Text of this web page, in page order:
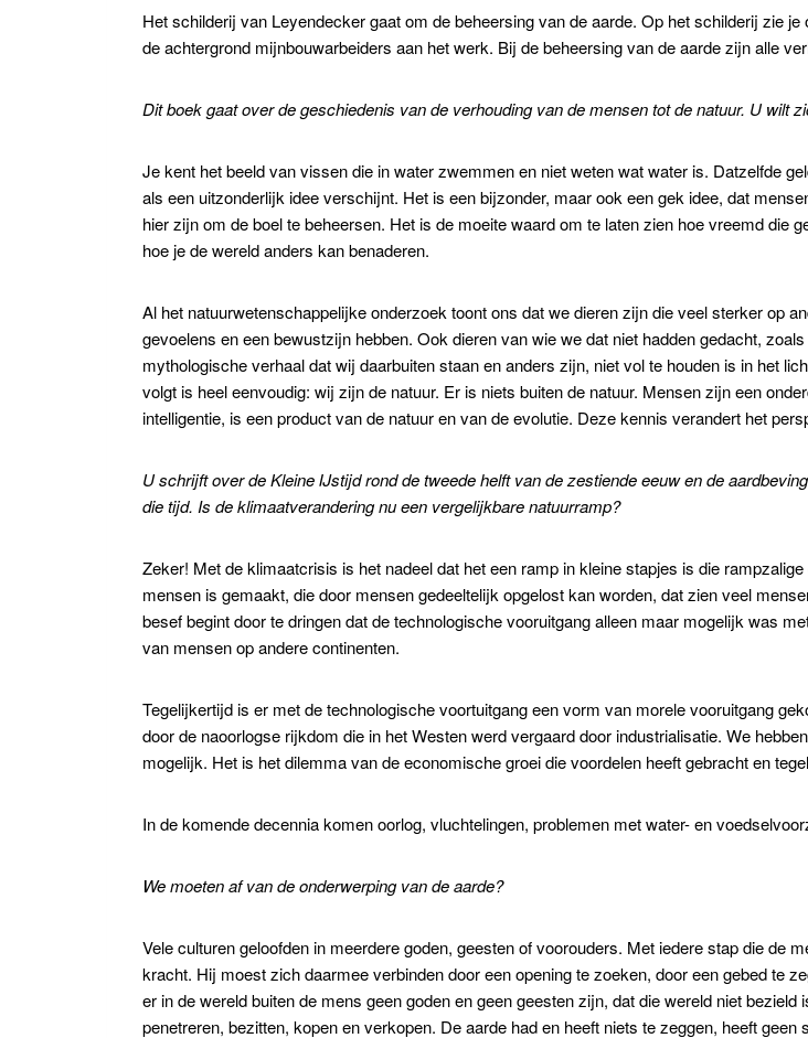
Het schilderij van Leyendecker gaat om de beheersing van de aarde. Op het schilderij zie
de achtergrond mijnbouwarbeiders aan het werk. Bij de beheersing van de aarde zijn alle
Dit boek gaat over de geschiedenis van de verhouding van de mensen tot de natuur. U wilt
Je kent het beeld van vissen die in water zwemmen en niet weten wat water is. Datzelfde
als een uitzonderlijk idee verschijnt. Het is een bijzonder, maar ook een gek idee, dat
hier zijn om de boel te beheersen. Het is de moeite waard om te laten zien hoe vreemd die
hoe je de wereld anders kan benaderen.
Al het natuurwetenschappelijke onderzoek toont ons dat we dieren zijn die veel sterker op
gevoelens en een bewustzijn hebben. Ook dieren van wie we dat niet hadden gedacht,
mythologische verhaal dat wij daarbuiten staan en anders zijn, niet vol te houden is in het
volgt is heel eenvoudig: wij zijn de natuur. Er is niets buiten de natuur. Mensen zijn een
intelligentie, is een product van de natuur en van de evolutie. Deze kennis verandert het
U schrijft over deKleine IJstijdrond de tweede helft van de zestiende eeuw en de
die tijd. Is de klimaatverandering nu een vergelijkbare natuurramp?
Zeker! Met de klimaatcrisis is het nadeel dat het een ramp in kleine stapjes is die
mensen is gemaakt, die door mensen gedeeltelijk opgelost kan worden, dat zien veel
besef begint door te dringen dat de technologische vooruitgang alleen maar mogelijk was
van mensen op andere continenten.
Tegelijkertijd is er met de technologische voortuitgang een vorm van morele vooruitgang
door de naoorlogse rijkdom die in het Westen werd vergaard door industrialisatie. We
mogelijk. Het is het dilemma van de economische groei die voordelen heeft gebracht en
In de komende decennia komen oorlog, vluchtelingen, problemen met water- en
We moeten af van de onderwerping van de aarde?
Vele culturen geloofden in meerdere goden, geesten of voorouders. Met iedere stap die de
kracht. Hij moest zich daarmee verbinden door een opening te zoeken, door een gebed te
er in de wereld buiten de mens geen goden en geen geesten zijn, dat die wereld niet
penetreren, bezitten, kopen en verkopen. De aarde had en heeft niets te zeggen, heeft geen